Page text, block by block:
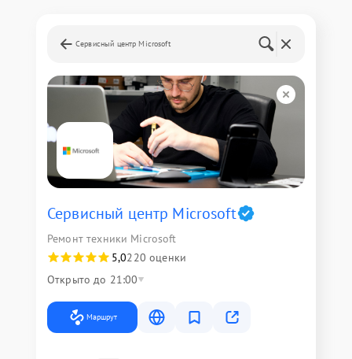
Сервисный центр Microsoft
Сервисный центр Microsoft
Ремонт техники Microsoft
5,0220 оценки
Открыто до 21:00
Маршрут